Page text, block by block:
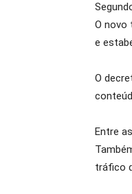
O novo
e
O
Entre
tráfico